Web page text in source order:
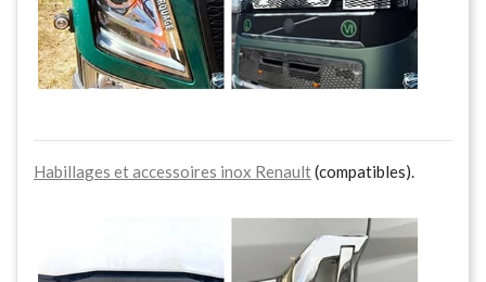
Habillages et accessoires inox Renault(compatibles).